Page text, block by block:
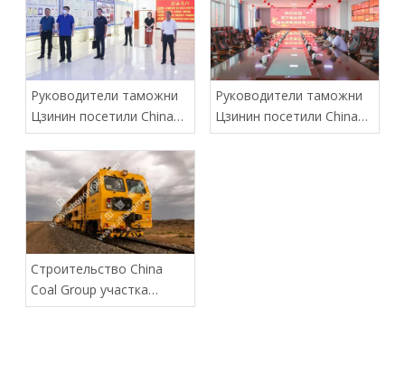
Руководители таможни
Цзинин посетили China
Coal Group для
руководства работой
Руководители таможни
Цзинин посетили China
Coal Group для
Строительство China
Coal Group участка
монгольской железной